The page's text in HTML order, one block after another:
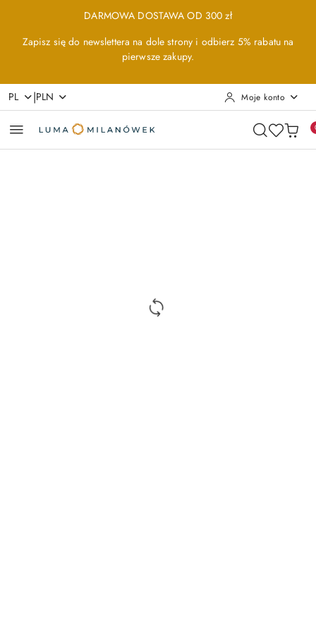
Przejdź do treści głównej
Przejdź do wyszukiwarki
Przejdź do moje konto
Przejdź do menu głównego
Przejdź do opisu produktu
Przejdź do stopkiDARMOWA DOSTAWA OD 300 zł
Zapisz się do newslettera na dole strony i odbierz 5% rabatu na
pierwsze zakupy.
PL |PLN Moje konto